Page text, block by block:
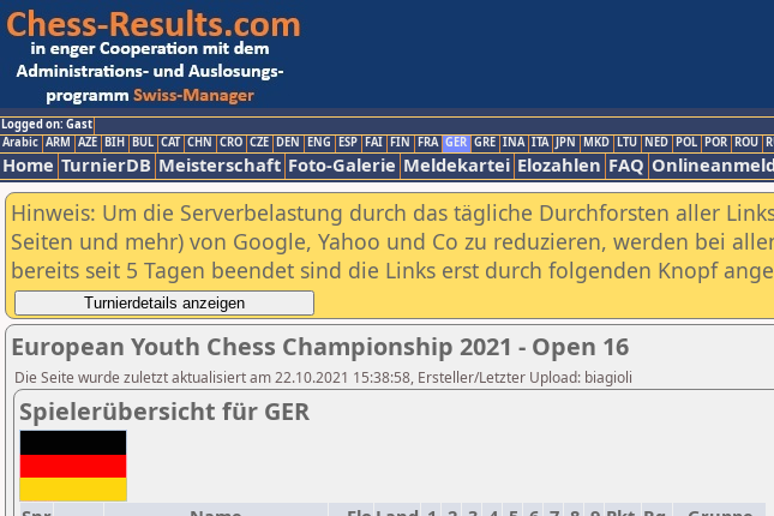
Logged on: Gast
Arabic ARM AZE BIH BUL CAT CHN CRO CZE DEN ENG ESP FAI FIN FRA GER GRE INA ITA JPN MKD LTU NED POL POR ROU
Home TurnierDB Meisterschaft Foto-Galerie Meldekartei Elozahlen FAQ
Hinweis: Um die Serverbelastung durch das tägliche Durchforsten aller
Seiten und mehr) von Google, Yahoo und Co zu reduzieren, werden bei
bereits seit 5 Tagen beendet sind die Links erst durch folgenden Knopf
European Youth Chess Championship 2021 - Open 16
Die Seite wurde zuletzt aktualisiert am 22.10.2021 15:38:58, Ersteller/Letzter Upload: biagioli
Spielerübersicht für GER